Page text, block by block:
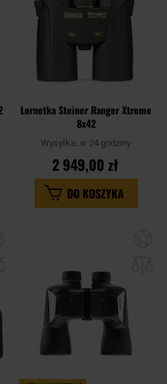
Lornetka Steiner Ranger Xtreme
8x42
Wysyłka: w 24 godziny
2 949,00 zł
DO KOSZYKA